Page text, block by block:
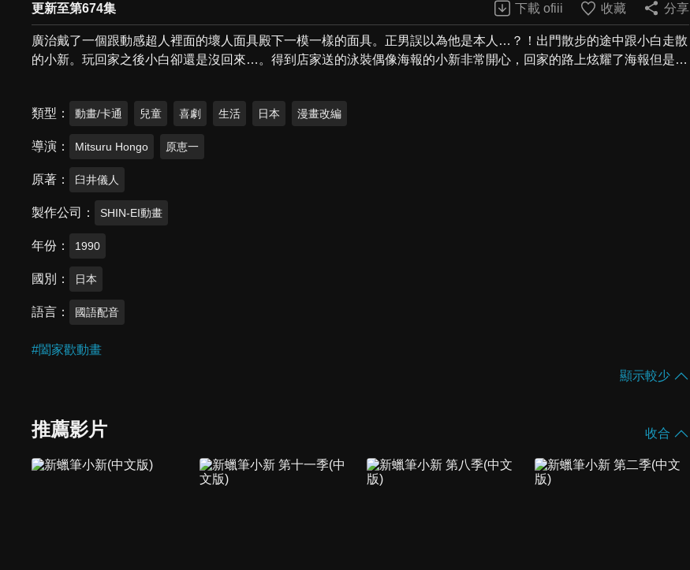
更新至第674集
下載 ofiii 收藏 分享
廣治戴了一個跟動感超人裡面的壞人面具殿下一模一樣的面具。正男誤以為他是本人…？！出門散步的途中跟小白走散
的小新。玩回家之後小白卻還是沒回來…。得到店家送的泳裝偶像海報的小新非常開心，回家的路上炫耀了海報但是…
類型 動畫/卡通 兒童 喜劇 生活 日本 漫畫改編
導演 Mitsuru Hongo 原恵一
原著 臼井儀人
製作公司 SHIN-EI動畫
年份 1990
國別 日本
語言 國語配音
#闔家歡動畫
顯示較少
推薦影片 收合